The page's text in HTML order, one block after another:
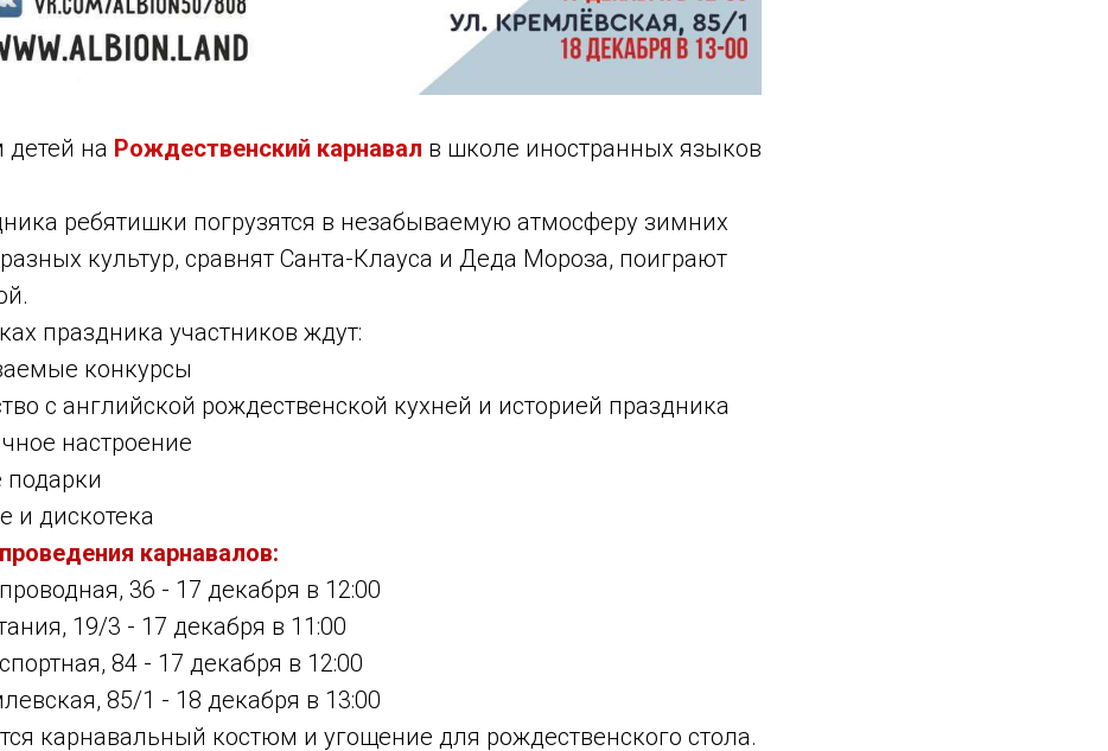
на Рождественский карнавал в школе иностранных языков
ребятишки погрузятся в незабываемую атмосферу зимних
культур, сравнят Санта-Клауса и Деда Мороза, поиграют
праздника участников ждут:
конкурсы
с английской рождественской кухней и историей праздника
настроение
подарки
и дискотека
карнавалов:
36 - 17 декабря в 12:00
19/3 - 17 декабря в 11:00
84 - 17 декабря в 12:00
85/1 - 18 декабря в 13:00
карнавальный костюм и угощение для рождественского стола.